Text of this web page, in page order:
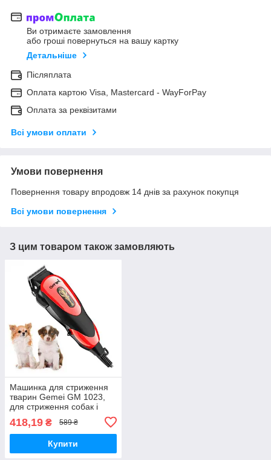
Ви отримаєте замовлення
або гроші повернуться на вашу картку
Детальніше
Післяплата
Оплата картою Visa, Mastercard - WayForPay
Оплата за реквізитами
Всі умови оплати
Умови повернення
Повернення товару впродовж 14 днів за рахунок покупця
Всі умови повернення
З цим товаром також замовляють
Машинка для стриження
тварин Gemei GM 1023,
для стриження собак і
тварин
418,19 ₴ 589 ₴
Купити